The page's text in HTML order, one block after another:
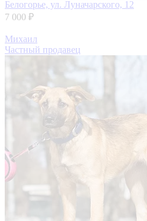
Белогорье, ул. Луначарского, 12
7 000 ₽
Михаил
Частный продавец